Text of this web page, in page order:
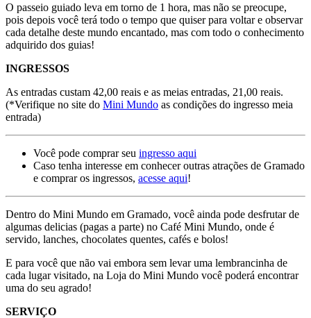
O passeio guiado leva em torno de 1 hora, mas não se preocupe,
pois depois você terá todo o tempo que quiser para voltar e observar
cada detalhe deste mundo encantado, mas com todo o conhecimento
adquirido dos guias!
INGRESSOS
As entradas custam 42,00 reais e as meias entradas, 21,00 reais.
(*Verifique no site do Mini Mundo as condições do ingresso meia
entrada)
Você pode comprar seu ingresso aqui
Caso tenha interesse em conhecer outras atrações de Gramado
e comprar os ingressos, acesse aqui!
Dentro do Mini Mundo em Gramado, você ainda pode desfrutar de
algumas delicias (pagas a parte) no Café Mini Mundo, onde é
servido, lanches, chocolates quentes, cafés e bolos!
E para você que não vai embora sem levar uma lembrancinha de
cada lugar visitado, na Loja do Mini Mundo você poderá encontrar
uma do seu agrado!
SERVIÇO